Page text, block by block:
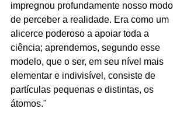
impregnou profundamente nosso modo
de perceber a realidade. Era como um
alicerce poderoso a apoiar toda a
ciência; aprendemos, segundo esse
modelo, que o ser, em seu nível mais
elementar e indivisível, consiste de
partículas pequenas e distintas, os
átomos."